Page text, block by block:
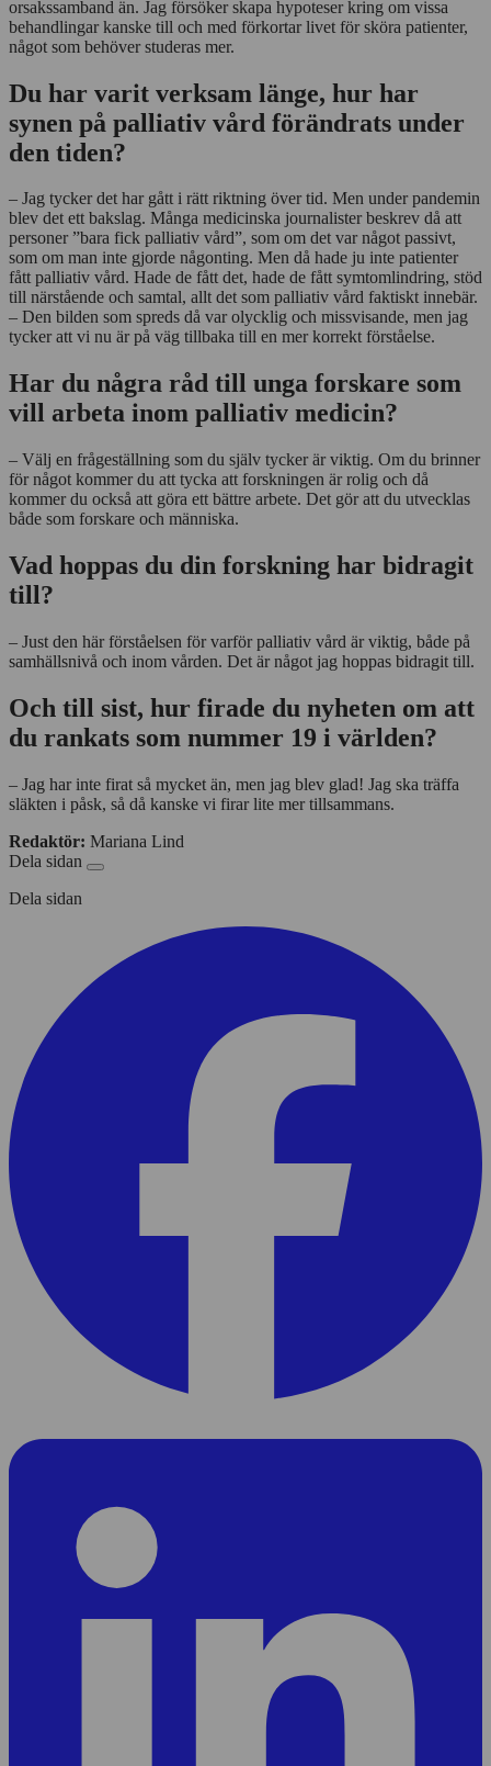
orsakssamband än. Jag försöker skapa hypoteser kring om vissa
behandlingar kanske till och med förkortar livet för sköra patienter,
något som behöver studeras mer.
Du har varit verksam länge, hur har
synen på palliativ vård förändrats under
den tiden?
– Jag tycker det har gått i rätt riktning över tid. Men under pandemin
blev det ett bakslag. Många medicinska journalister beskrev då att
personer ”bara fick palliativ vård”, som om det var något passivt,
som om man inte gjorde någonting. Men då hade ju inte patienter
fått palliativ vård. Hade de fått det, hade de fått symtomlindring, stöd
till närstående och samtal, allt det som palliativ vård faktiskt innebär.
– Den bilden som spreds då var olycklig och missvisande, men jag
tycker att vi nu är på väg tillbaka till en mer korrekt förståelse.
Har du några råd till unga forskare som
vill arbeta inom palliativ medicin?
– Välj en frågeställning som du själv tycker är viktig. Om du brinner
för något kommer du att tycka att forskningen är rolig och då
kommer du också att göra ett bättre arbete. Det gör att du utvecklas
både som forskare och människa.
Vad hoppas du din forskning har bidragit
till?
– Just den här förståelsen för varför palliativ vård är viktig, både på
samhällsnivå och inom vården. Det är något jag hoppas bidragit till.
Och till sist, hur firade du nyheten om att
du rankats som nummer 19 i världen?
– Jag har inte firat så mycket än, men jag blev glad! Jag ska träffa
släkten i påsk, så då kanske vi firar lite mer tillsammans.
Redaktör: Mariana Lind
Dela sidan
Dela sidan